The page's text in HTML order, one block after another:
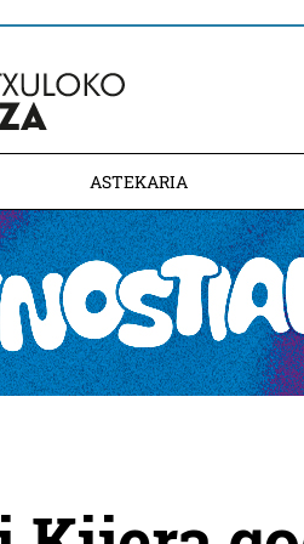
ASTEKARIA